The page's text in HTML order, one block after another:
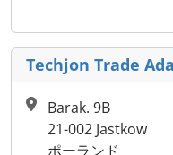
Techjon Trade
Barak. 9B
21-002 Jastkow
ポーランド